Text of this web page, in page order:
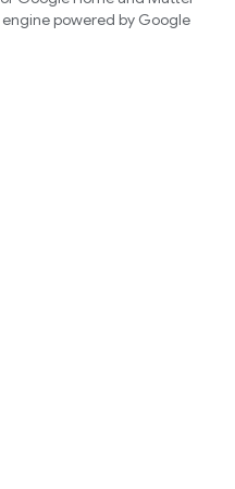
powered by Google